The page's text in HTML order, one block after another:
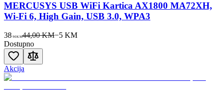
MERCUSYS USB WiFi Kartica AX1800 MA72XH,
Wi-Fi 6, High Gain, USB 3.0, WPA3
38 90KM44,00 KM−5KM
Dostupno
Akcija